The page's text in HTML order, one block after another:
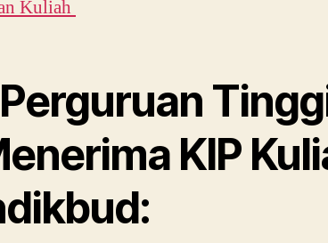
Kuliah
KIP